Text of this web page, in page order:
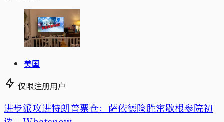
美国
仅限注册用户
进步派攻进特朗普票仓：萨依德险胜密歇根参院初